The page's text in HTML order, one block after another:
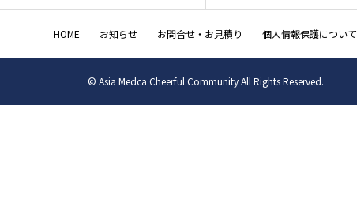
HOME お知らせ お問合せ・お見積り 個人情報保護について
© Asia Medca Cheerful Community All Rights Reserved.